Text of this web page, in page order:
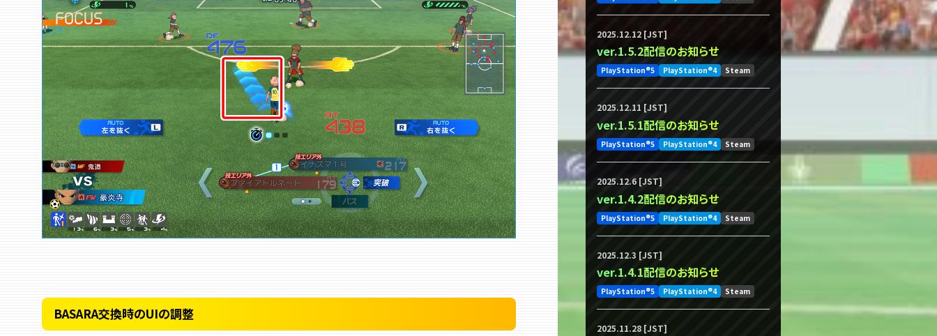
BASARA交換時のUIの調整
2025.12.12 [JST]
ver.1.5.2配信のお知らせ
PlayStation®5 PlayStation®4 Steam
2025.12.11 [JST]
ver.1.5.1配信のお知らせ
PlayStation®5 PlayStation®4 Steam
2025.12.6 [JST]
ver.1.4.2配信のお知らせ
PlayStation®5 PlayStation®4 Steam
2025.12.3 [JST]
ver.1.4.1配信のお知らせ
PlayStation®5 PlayStation®4 Steam
2025.11.28 [JST]